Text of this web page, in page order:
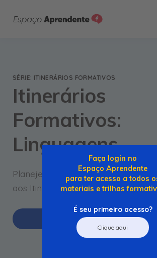
Sobre
SÉRIE: ITINERÁRIOS FORMATIVOS
Itinerários
Formativos:
Linguagens
Planeje-se e embarque em uma
aos Itinerários Formativos em
Inscreva-se gratuitamente!
Faça login no
Espaço Aprendente
para ter acesso a todos
materiais e trilhas
É seu primeiro acesso?
Clique aqui